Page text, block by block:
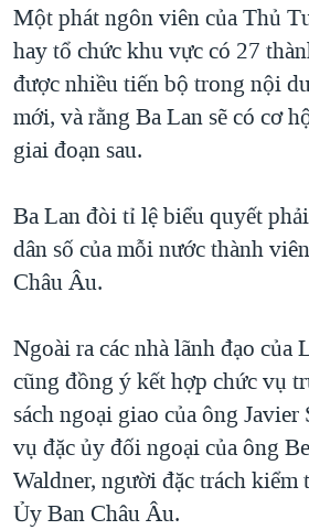
KHOA HỌC
SỨC KHOẺ
VĂN HOÁ
THỂ THAO
GIẢI MÃ VÀNH ĐAI & CON ĐƯỜNG
NGÀY TỊ NẠN THẾ GIỚI
TRỊNH VĨNH BÌNH - NGƯỜI HẠ 'BÊN
GROUND ZERO – XƯA VÀ NAY
CÁC GIÁ TRỊ CỘNG HÒA Ở VIỆT
THƯỢNG ĐỈNH TRUMP-KIM TẠI
NGƯ DÂN VIỆT VÀ LÀN SÓNG
BÊN KIA QUỐC LỘ: TIẾNG VỌNG
QUAN HỆ VIỆT MỸ
MẠNG XÃ HỘI
Ngôn ngữ khác
Một phát ngôn viên của Thủ
hay tổ chức khu vực có 27
được nhiều tiến bộ trong nội
mới, và rằng Ba Lan sẽ có cơ
giai đoạn sau.
Ba Lan đòi tỉ lệ biểu quyết
dân số của mỗi nước thành
Châu Âu.
Ngoài ra các nhà lãnh đạo của
cũng đồng ý kết hợp chức vụ
sách ngoại giao của ông
vụ đặc ủy đối ngoại của ông
Waldner, người đặc trách kiểm
Ủy Ban Châu Âu.